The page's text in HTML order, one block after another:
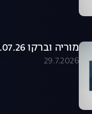
מוריה וברקו 29.07.26 - התכנית המלאה
29.7.2026